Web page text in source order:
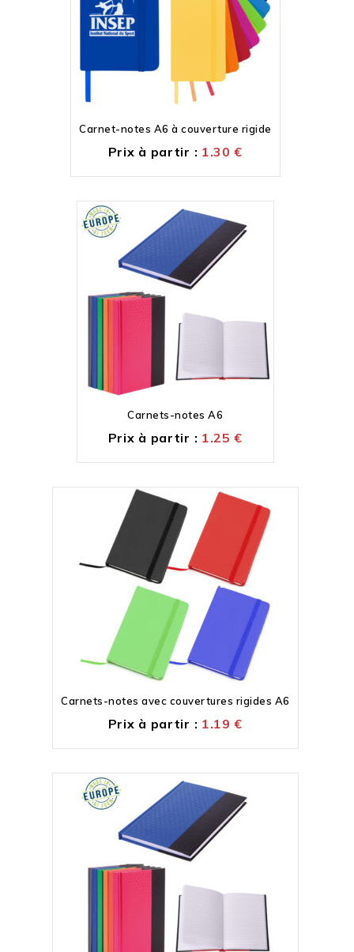
Carnet-notes A6 à couverture rigide
Prix à partir : 1.30€
Carnets-notes A6
Prix à partir : 1.25€
Carnets-notes avec couvertures rigides A6
Prix à partir : 1.19€